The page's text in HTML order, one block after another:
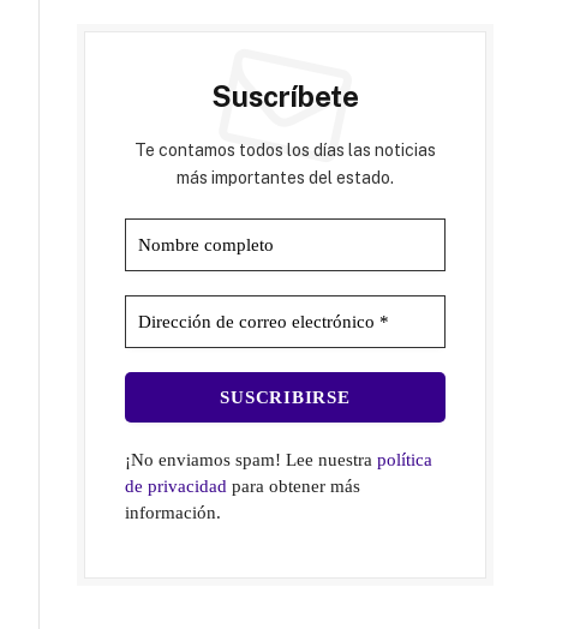
Suscríbete
Te contamos todos los días las noticias
más importantes del estado.
¡No enviamos spam! Lee nuestrapolítica
de privacidad para obtener más
información.